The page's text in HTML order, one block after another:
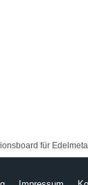
für